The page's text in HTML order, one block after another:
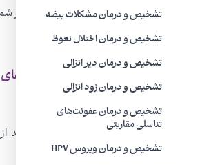
تشخیص و درمان مشکلات بیضه
تشخیص و درمان اختلال نعوظ
تشخیص و درمان دیر انزالی
تشخیص و درمان زود انزالی
تشخیص و درمان عفونت‌های
تناسلی مقاربتی
تشخیص و درمان ویروس HPV
ارائۀ توصیه‌هایی که احتمال بروز عوارض را
مانند ترک کردن سیگار
‌های
عمل واژینوپلاستی برای ترمیم آسیب‌های بعد
زیر است: